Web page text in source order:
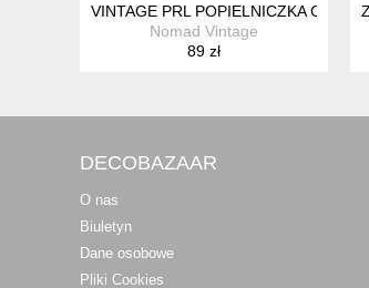
VINTAGE PRL POPIELNICZKA
Nomad Vintage
89 zł
DECOBAZAAR
O nas
Biuletyn
Dane osobowe
Pliki Cookies